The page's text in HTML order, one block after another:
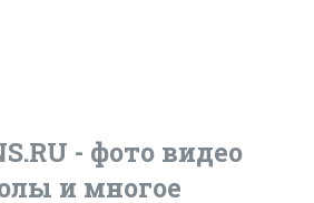
- фото видео
и многое